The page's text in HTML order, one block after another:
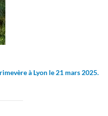
à Lyon le 21 mars 2025.